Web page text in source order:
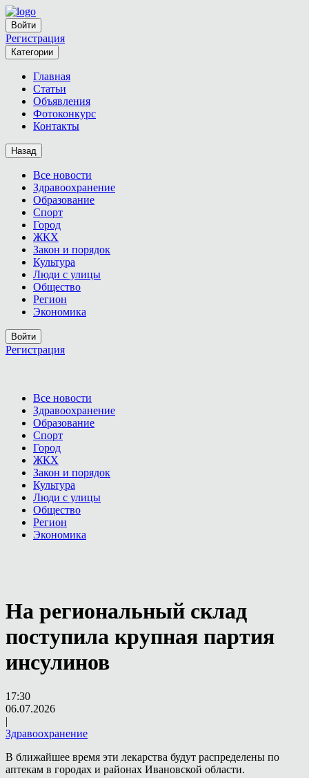
Войти
Регистрация
Категории
Главная
Статьи
Объявления
Фотоконкурс
Контакты
Назад
Все новости
Здравоохранение
Образование
Спорт
Город
ЖКХ
Закон и порядок
Культура
Люди с улицы
Общество
Регион
Экономика
Войти
Регистрация
Все новости
Здравоохранение
Образование
Спорт
Город
ЖКХ
Закон и порядок
Культура
Люди с улицы
Общество
Регион
Экономика
На региональный склад
поступила крупная партия
инсулинов
17:30
06.07.2026
|
Здравоохранение
В ближайшее время эти лекарства будут распределены по
аптекам в городах и районах Ивановской области.